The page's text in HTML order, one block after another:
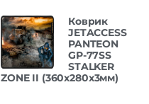
Коврик
JETACCESS
PANTEON
GP-77SS
STALKER
ZONE II (360x280x3мм)